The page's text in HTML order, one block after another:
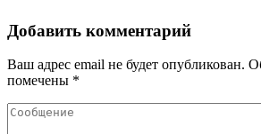
Добавить комментарий
Ваш адрес email не будет опубликован.
помечены *